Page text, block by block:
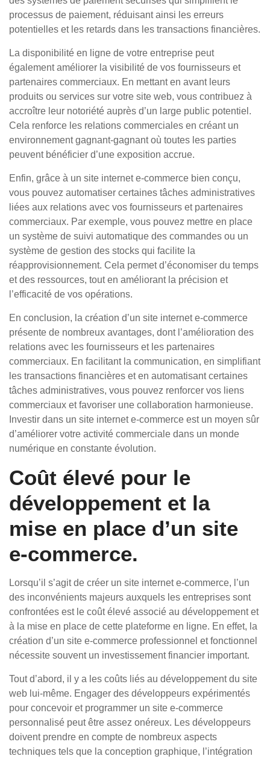
processus de paiement, réduisant ainsi les erreurs
potentielles et les retards dans les transactions financières.
La disponibilité en ligne de votre entreprise peut
également améliorer la visibilité de vos fournisseurs et
partenaires commerciaux. En mettant en avant leurs
produits ou services sur votre site web, vous contribuez à
accroître leur notoriété auprès d’un large public potentiel.
Cela renforce les relations commerciales en créant un
environnement gagnant-gagnant où toutes les parties
peuvent bénéficier d’une exposition accrue.
Enfin, grâce à un site internet e-commerce bien conçu,
vous pouvez automatiser certaines tâches administratives
liées aux relations avec vos fournisseurs et partenaires
commerciaux. Par exemple, vous pouvez mettre en place
un système de suivi automatique des commandes ou un
système de gestion des stocks qui facilite la
réapprovisionnement. Cela permet d’économiser du temps
et des ressources, tout en améliorant la précision et
l’efficacité de vos opérations.
En conclusion, la création d’un site internet e-commerce
présente de nombreux avantages, dont l’amélioration des
relations avec les fournisseurs et les partenaires
commerciaux. En facilitant la communication, en simplifiant
les transactions financières et en automatisant certaines
tâches administratives, vous pouvez renforcer vos liens
commerciaux et favoriser une collaboration harmonieuse.
Investir dans un site internet e-commerce est un moyen sûr
d’améliorer votre activité commerciale dans un monde
numérique en constante évolution.
Coût élevé pour le
développement et la
mise en place d’un site
e-commerce.
Lorsqu’il s’agit de créer un site internet e-commerce, l’un
des inconvénients majeurs auxquels les entreprises sont
confrontées est le coût élevé associé au développement et
à la mise en place de cette plateforme en ligne. En effet, la
création d’un site e-commerce professionnel et fonctionnel
nécessite souvent un investissement financier important.
Tout d’abord, il y a les coûts liés au développement du site
web lui-même. Engager des développeurs expérimentés
pour concevoir et programmer un site e-commerce
personnalisé peut être assez onéreux. Les développeurs
doivent prendre en compte de nombreux aspects
techniques tels que la conception graphique, l’intégration